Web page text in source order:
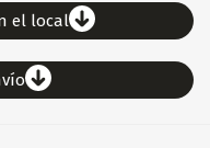
el local